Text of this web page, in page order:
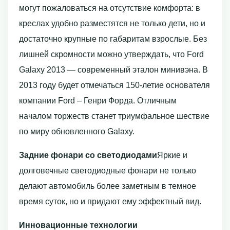
могут пожаловаться на отсутствие комфорта: в
креслах удобно разместятся не только дети, но и
достаточно крупные по габаритам взрослые. Без
лишней скромности можно утверждать, что Ford
Galaxy 2013 — современный эталон минивэна. В
2013 году будет отмечаться 150-летие основателя
компании Ford – Генри Форда. Отличным
началом торжеств станет триумфальное шествие
по миру обновленного Galaxy.
Задние фонари со светодиодамиЯркие и
долговечные светодиодные фонари не только
делают автомобиль более заметным в темное
время суток, но и придают ему эффектный вид.
Инновационные технологии